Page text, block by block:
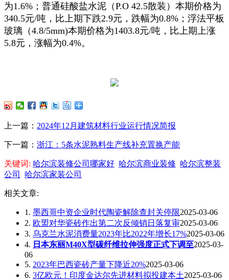
为1.6%；普通硅酸盐水泥（P.O 42.5散装）本期价格为
340.5元/吨，比上期下跌2.9元，跌幅为0.8%；浮法平板
玻璃（4.8/5mm)本期价格为1403.8元/吨，比上期上涨
5.8元，涨幅为0.4%。
上一篇： 2024年12月建筑材料行业运行情况简报
下一篇： 浙江：5条水泥熟料生产线补充置换产能
关键词: 哈尔滨装修公司哪家好 哈尔滨商业装修 哈尔滨整装
公司
哈尔滨家装公司
相关文章:
1. 墨西哥中资企业时代陶瓷解除查封关停限2025-03-06
2. 欧盟对华瓷砖作出第二次反倾销日落复审2025-03-06
3. 乌克兰水泥消费量2023年比2022年增长17%2025-03-06
4. 日本东丽M40X型碳纤维拉伸强度正式下调至2025-03-
06
5. 2023年巴西瓷砖产量下降近20%2025-03-06
6. 3亿欧元！印度金达尔先进材料拟投建本土2025-03-06